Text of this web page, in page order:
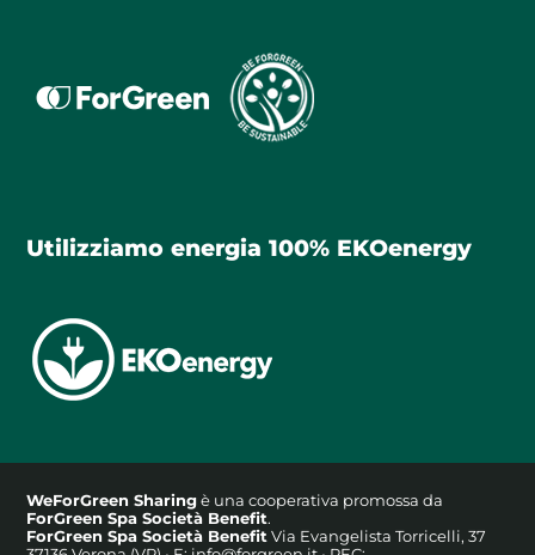
Utilizziamo energia 100% EKOenergy
WeForGreen Sharingè una cooperativa promossa da
ForGreen Spa Società Benefit.
ForGreen Spa Società Benefit Via Evangelista Torricelli, 37